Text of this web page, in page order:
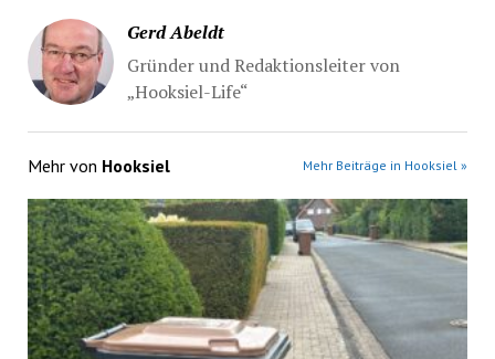
Gerd Abeldt
Gründer und Redaktionsleiter von
„Hooksiel-Life“
Mehr von Hooksiel Mehr Beiträge in Hooksiel »